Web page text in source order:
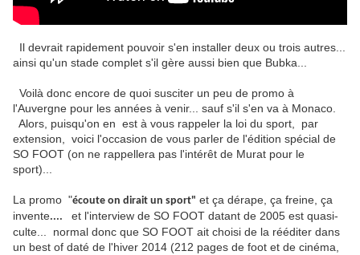
Il devrait rapidement pouvoir s'en installer deux ou trois autres...
ainsi qu'un stade complet s'il gère aussi bien que Bubka...
Voilà donc encore de quoi susciter un peu de promo à
l'Auvergne pour les années à venir... sauf s'il s'en va à Monaco.
Alors, puisqu'on en est à vous rappeler la loi du sport, par
extension, voici l'occasion de vous parler de l'édition spécial de
SO FOOT (on ne rappellera pas l'intérêt de Murat pour le
sport)...
La promo "écoute on dirait un sport" et ça dérape, ça freine, ça
invente....
et l'interview de SO FOOT datant de 2005 est quasi-
culte... normal donc que SO FOOT ait choisi de la rééditer dans
un best of daté de l'hiver 2014 (212 pages de foot et de cinéma,